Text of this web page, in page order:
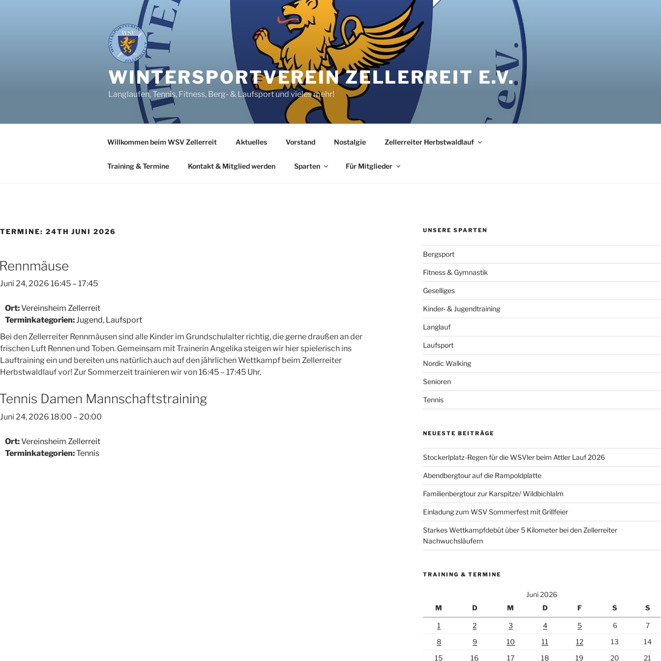
WINTERSPORTVEREIN ZELLERREIT E.V.
Langlaufen, Tennis, Fitness, Berg- & Laufsport und vieles mehr!
Willkommen beim WSV Zellerreit Aktuelles Vorstand Nostalgie Zellerreiter Herbstwaldlauf
Training & Termine Kontakt & Mitglied werden Sparten Für Mitglieder
TERMINE: 24TH JUNI 2026
Juni 24, 2026 16:45 – 17:45
Ort:Vereinsheim Zellerreit
Terminkategorien:Jugend, Laufsport
Bei den Zellerreiter Rennmäusen sind alle Kinder im Grundschulalter richtig, die gerne draußen an der
frischen Luft Rennen und Toben. Gemeinsam mit Trainerin Angelika steigen wir hier spielerisch ins
Lauftraining ein und bereiten uns natürlich auch auf den jährlichen Wettkampf beim Zellerreiter
Herbstwaldlauf vor! Zur Sommerzeit trainieren wir von 16:45 – 17:45 Uhr.
Damen Mannschaftstraining
Juni 24, 2026 18:00 – 20:00
Ort:Vereinsheim Zellerreit
Terminkategorien:Tennis
UNSERE SPARTEN
Bergsport
Fitness & Gymnastik
Geselliges
Kinder- & Jugendtraining
Langlauf
Laufsport
Nordic Walking
Senioren
Tennis
NEUESTE BEITRÄGE
Stockerlplatz-Regen für die WSVler beim Attler Lauf 2026
Abendbergtour auf die Rampoldplatte
Familienbergtour zur Karspitze/ Wildbichlalm
Einladung zum WSV Sommerfest mit Grillfeier
Starkes Wettkampfdebüt über 5 Kilometer bei den Zellerreiter
Nachwuchsläufern
TRAINING & TERMINE
Juni 2026
M
D M D F S S
1 2 3 4 5 6
7
8
9 10 11 12 13
14
15
16 17 18 19 20 21